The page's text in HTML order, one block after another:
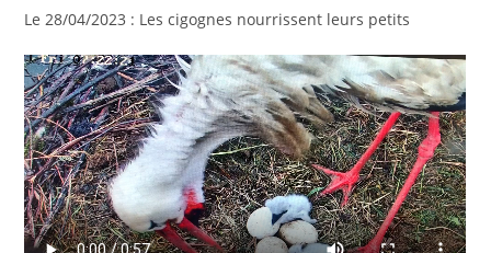
Le 28/04/2023 : Les cigognes nourrissent leurs petits